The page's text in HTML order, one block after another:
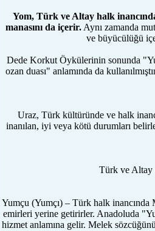
Yom, Türk ve Altay halk
manasını da içerir. Aynı zamanda
ve büyücülüğü
Dede Korkut Öykülerinin sonunda
ozan duası" anlamında da
Uraz, Türk kültüründe ve halk
inanılan, iyi veya kötü durumları
Türk ve Altay
Yumçu (Yumçı) – Türk halk inancında
emirleri yerine getirirler. Anadoluda
hizmet anlamına gelir. Melek